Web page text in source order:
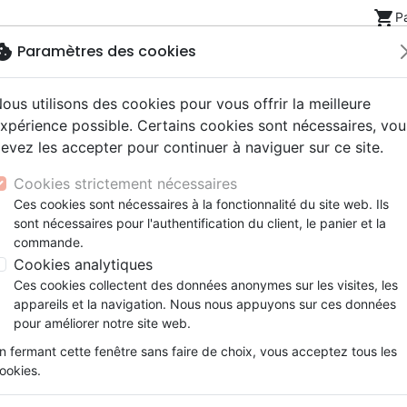
shopping_cart
NouveautésBibles
Segond 21
Segond
NEG
Livres
Famille, couple
Souffrance, Relation d'aide
Santé
eBooks
Couple
Méditations
Souffrance, Relation d'aide
Psychologie
Jeunesse
ans
Bibles jeunesse
Latino, Folk
Soul
Instrumental
Louange, Adoration
Hardrock, Métal
conférences
Documentaires, reportages
Accessoires de Bible
Papeterie
(La) - Comment prêcher de manière biblique
La Prédication
Comment prêcher de manière
Dir. éditorial : John F. MacArthur
RéférencePC2609 EAN9782890826090
Description
De nos jours, de nombreuses
connaissance de Dieu et de
Paramètres des cookies
utilisons des cookies pour vous offrir la meilleure
possible. Certains cookies sont nécessaires,
les accepter pour continuer à naviguer sur ce site.
Cookies strictement nécessaires
Ces cookies sont nécessaires à la fonctionnalité du site web. Ils
sont nécessaires pour l'authentification du client, le panier et la
commande.
Cookies analytiques
Ces cookies collectent des données anonymes sur les visites, les
appareils et la navigation. Nous nous appuyons sur ces données
pour améliorer notre site web.
fermant cette fenêtre sans faire de choix, vous acceptez tous les